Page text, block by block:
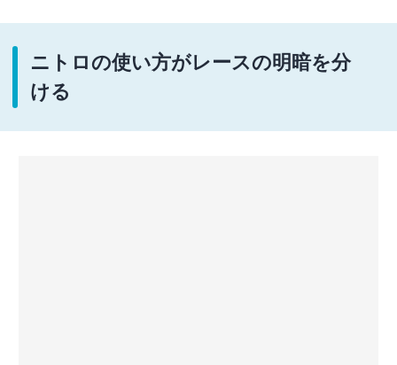
ニトロの使い方がレースの明暗を分
ける